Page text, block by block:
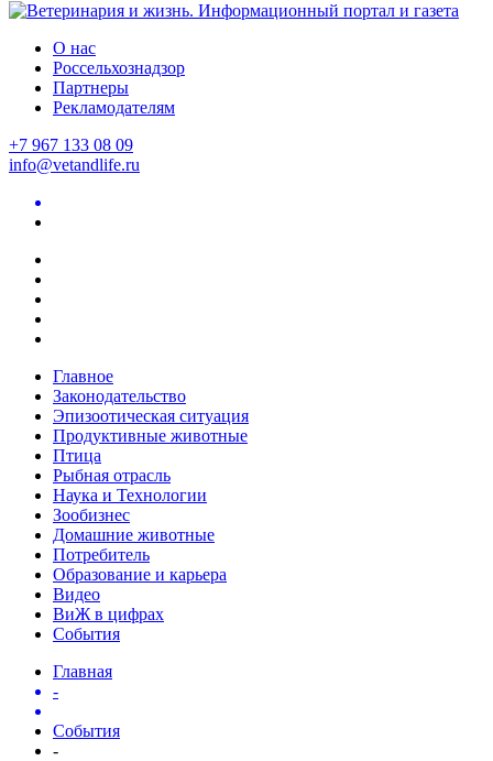
О нас
Россельхознадзор
Партнеры
Рекламодателям
+7 967 133 08 09
info@vetandlife.ru
Главное
Законодательство
Эпизоотическая ситуация
Продуктивные животные
Птица
Рыбная отрасль
Наука и Технологии
Зообизнес
Домашние животные
Потребитель
Образование и карьера
Видео
ВиЖ в цифрах
События
Главная
-
События
-